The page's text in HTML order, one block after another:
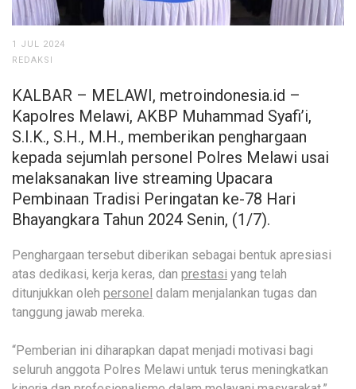
1 JUL 2024
REDAKSI
KALBAR – MELAWI, metroindonesia.id –
Kapolres Melawi, AKBP Muhammad Syafi’i,
S.I.K., S.H., M.H., memberikan penghargaan
kepada sejumlah personel Polres Melawi usai
melaksanakan live streaming Upacara
Pembinaan Tradisi Peringatan ke-78 Hari
Bhayangkara Tahun 2024 Senin, (1/7).
Penghargaan tersebut diberikan sebagai bentuk apresiasi
atas dedikasi, kerja keras, dan prestasi yang telah
ditunjukkan oleh personel dalam menjalankan tugas dan
tanggung jawab mereka.
“Pemberian ini diharapkan dapat menjadi motivasi bagi
seluruh anggota Polres Melawi untuk terus meningkatkan